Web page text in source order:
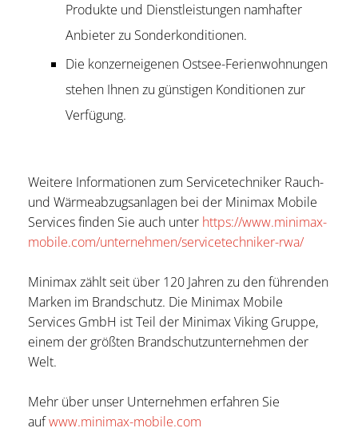
Produkte und Dienstleistungen namhafter
Anbieter zu Sonderkonditionen.
Die konzerneigenen Ostsee-Ferienwohnungen
stehen Ihnen zu günstigen Konditionen zur
Verfügung.
Weitere Informationen zum Servicetechniker Rauch-
und Wärmeabzugsanlagen bei der Minimax Mobile
Services finden Sie auch unter https://www.minimax-
mobile.com/unternehmen/servicetechniker-rwa/
Minimax zählt seit über 120 Jahren zu den führenden
Marken im Brand­schutz. Die Minimax Mobile
Services GmbH ist Teil der Minimax Viking Gruppe,
einem der größten Brand­schutz­unter­nehmen der
Welt.
Mehr über unser Unternehmen erfahren Sie
aufwww.minimax-mobile.com